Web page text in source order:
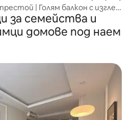
| Голям балкон с изглед
за семейства и
домове под наем